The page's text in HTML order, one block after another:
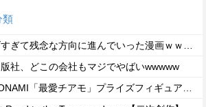
類
版社、どこの会社もマジでやばいwwwww